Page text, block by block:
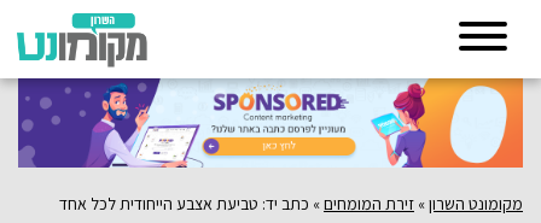
מקומונט השרון» זירת המומחים» כתב יד: טביעת אצבע הייחודית לכל אחד